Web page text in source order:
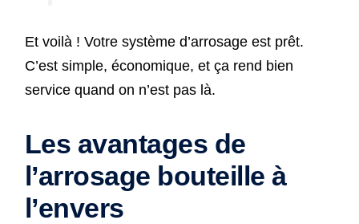
Et voilà ! Votre système d’arrosage est prêt.
C’est simple, économique, et ça rend bien
service quand on n’est pas là.
Les avantages de
l’arrosage bouteille à
l’envers